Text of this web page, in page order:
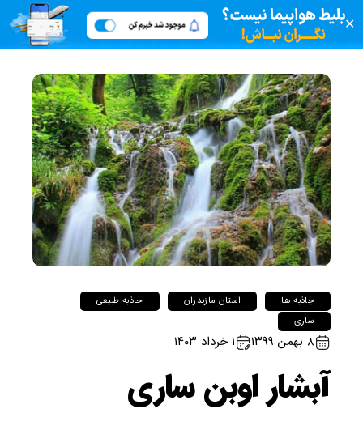
✕
جاذبه ها استان مازندران
جاذبه طبیعی
ساری
۸ بهمن ۱۳۹۹ ۱ خرداد ۱۴۰۳
آبشار اوبن ساری